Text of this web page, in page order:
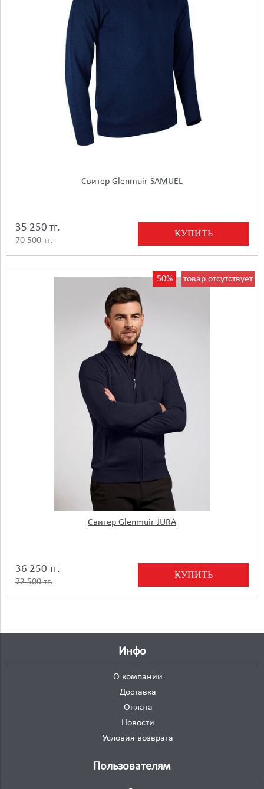
Свитер Glenmuir SAMUEL
35 250 тг.
70 500 тг.
КУПИТЬ
50% товар отсутствует
Свитер Glenmuir JURA
36 250 тг.
72 500 тг.
КУПИТЬ
Инфо
О компании
Доставка
Оплата
Новости
Условия возврата
Пользователям